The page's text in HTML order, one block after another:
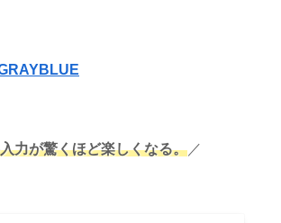
力が驚くほど楽しくなる。 ／